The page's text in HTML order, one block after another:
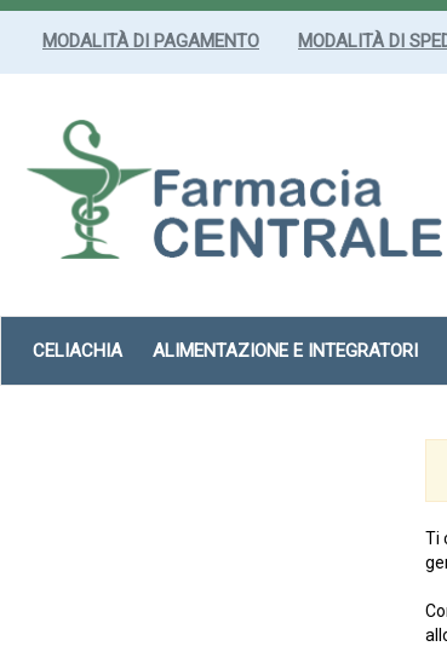
Passa
MODALITÀ DI PAGAMENTO MODALITÀ DI
CELIACHIA ALIMENTAZIONE E INTEGRATORI
Ti